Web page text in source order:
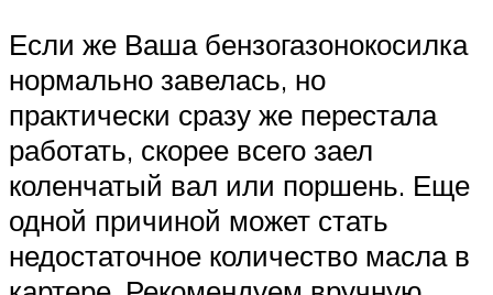
Если же Ваша бензогазонокосилка
нормально завелась, но
практически сразу же перестала
работать, скорее всего заел
коленчатый вал или поршень. Еще
одной причиной может стать
недостаточное количество масла в